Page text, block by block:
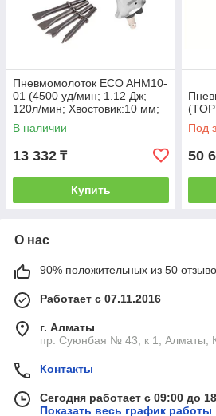
Пневмомолоток ECO AHM10-
01 (4500 уд/мин; 1.12 Дж;
120л/мин; Хвостовик:10 мм;
Долото - 4 шт.) (ECO)
(AHM10-01)
В наличии
13 332 ₸
Купить
Под
50
О нас
90% положительных из 50
Работает с 07.11.2016
г. Алматы
пр. Суюнбая № 43, к 1, Алматы,
Контакты
Сегодня работает с 09:00 до
Показать весь график работы